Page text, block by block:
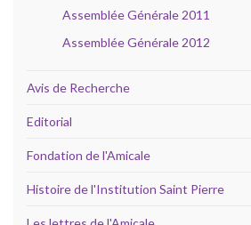
Assemblée Générale 2011
Assemblée Générale 2012
Avis de Recherche
Editorial
Fondation de l'Amicale
Histoire de l'Institution Saint Pierre